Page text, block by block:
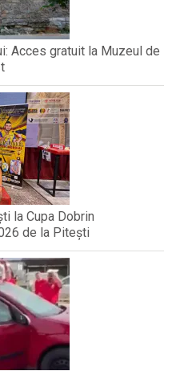
Acces gratuit la Muzeul de
la Cupa Dobrin
de la Pitești